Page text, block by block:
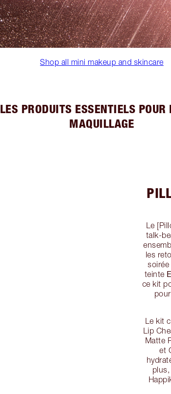
Shop all mini makeup and skincare
PRODUITS ESSENTIELS POUR
MAQUILLAGE
Le
talk-
les
teinte
ce kit
Le kit
Lip
Matte
et